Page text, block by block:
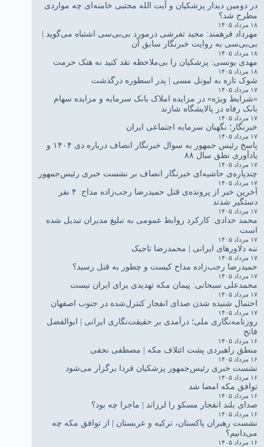
در دومین دیدار پزشکیان و آیت الله مجتبی خامنه‌ای چه مواردی
مطرح شد؟
۱۸ مرداد ۱۴۰۵
مهرداد فرهمند: مجید تفرشی درمورد بی‌بی‌سی اشتباه می‌گوید |
بی‌بی‌سی به روایت خبرنگار سابق آن
۱۸ مرداد ۱۴۰۵
مهدی یونسی: پزشکیان را بی‌ملاحظه نقد کنید نه هتک حرمت
۱۸ مرداد ۱۴۰۵
شوک تازه به لیونل مسی | پدر اسطوره درگذشت
۱۷ مرداد ۱۴۰۵
«شرایط ویژه» در مزایده املاک بانک سرمایه و مزایده سهام
بانک رفاه در پالایشگاه شازند
۱۷ مرداد ۱۴۰۵
خبرنگار؛ نگهبان سرمایه اجتماعی ایران
۱۷ مرداد ۱۴۰۵
پاسخ رئیس جمهور به سوال خبرنگار انصاف درباره دی ۱۴۰۴ و
یادآوری نطق سال ۸۸
۱۷ مرداد ۱۴۰۵
چندپاره‌ی حاشیه‌ای خبرنگار انصاف بر نشست خبری رئیس‌جمهور
۱۷ مرداد ۱۴۰۵
آخرین خبر از پرونده‌ی قتل حمیدرضا رجب‌زاده مداح: ۴ نفر
دستگیر شدند
۱۷ مرداد ۱۴۰۵
محمد خدادی: کارکرد روابط عمومی به تبلیغ مدیران تبدیل شده
است
۱۷ مرداد ۱۴۰۵
ننه دلاورهای ایرانی | محمدرضا تاجیک
۱۷ مرداد ۱۴۰۵
حمیدرضا رجب‌زاده مداح کیست و چطور به قتل رسید؟
۱۷ مرداد ۱۴۰۵
محمدعلی سبحانی: پیمان مکه تهدیدی برای ایران نیست
۱۷ مرداد ۱۴۰۵
احتمال شنیده شدن صدای انفجار کنترل‌شده در جنوب اصفهان
۱۷ مرداد ۱۴۰۵
روزنامه‌نگاری ملی؛ درآمدی بر حقیقت‌نگاری ایرانی | ابوالفضل
فاتح
۱۶ مرداد ۱۴۰۵
منطق راهبردی پشت ائتلاف مکه | مصطفی نجفی
۱۶ مرداد ۱۴۰۵
نشست خبری رئیس‌جمهور پزشکیان فردا برگزار می‌شود
۱۶ مرداد ۱۴۰۵
توافق مکه امضا شد
۱۶ مرداد ۱۴۰۵
صدای بلند انفجار مسکو را لرزاند | ماجرا چه بود؟
۱۶ مرداد ۱۴۰۵
نشست رهبران پاکستان، ترکیه و عربستان | از توافق مکه چه
می‌دانیم؟
۱۶ مرداد ۱۴۰۵